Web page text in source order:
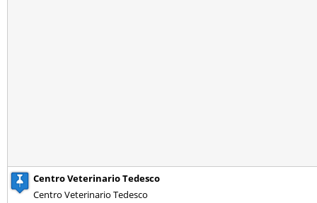
Centro Veterinario Tedesco
Centro Veterinario Tedesco